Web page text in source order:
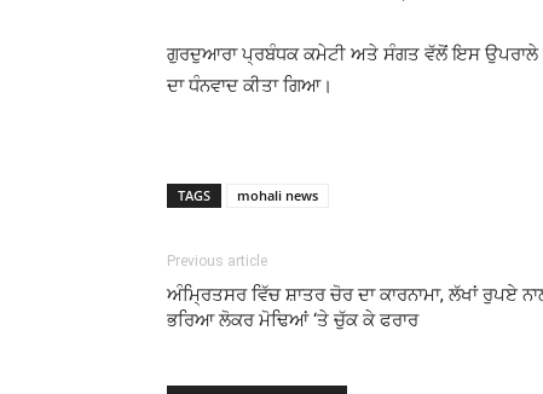
ਗੁਰਦੁਆਰਾ ਪ੍ਰਬੰਧਕ ਕਮੇਟੀ ਅਤੇ ਸੰਗਤ ਵੱਲੋਂ ਇਸ ਉਪਰਾਲੇ
ਦਾ ਧੰਨਵਾਦ ਕੀਤਾ ਗਿਆ।
TAGS mohali news
Previous article
ਅੰਮ੍ਰਿਤਸਰ ਵਿੱਚ ਸ਼ਾਤਰ ਚੋਰ ਦਾ ਕਾਰਨਾਮਾ, ਲੱਖਾਂ ਰੁਪਏ
ਭਰਿਆ ਲੋਕਰ ਮੋਢਿਆਂ ‘ਤੇ ਚੁੱਕ ਕੇ ਫਰਾਰ